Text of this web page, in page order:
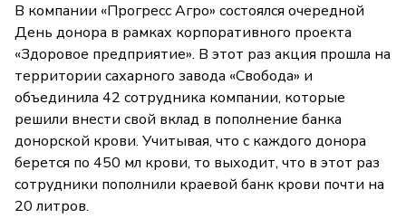
В компании «Прогресс Агро» состоялся очередной
День донора в рамках корпоративного проекта
«Здоровое предприятие». В этот раз акция прошла на
территории сахарного завода «Свобода» и
объединила 42 сотрудника компании, которые
решили внести свой вклад в пополнение банка
донорской крови. Учитывая, что с каждого донора
берется по 450 мл крови, то выходит, что в этот раз
сотрудники пополнили краевой банк крови почти на
20 литров.